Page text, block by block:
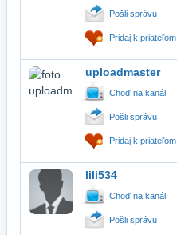
Pošli správu
Pridaj k priateľom
uploadmaster
Choď na kanál
Pošli správu
Pridaj k priateľom
lili534
Choď na kanál
Pošli správu